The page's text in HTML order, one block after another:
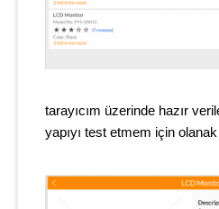
tarayıcım üzerinde hazır
yapıyı test etmem için olanak